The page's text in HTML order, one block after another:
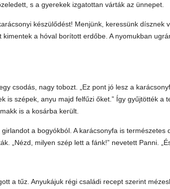
s a gyerekek izgatottan várták az ünnepet.
készülődést! Menjünk, keressünk dísznek
a hóval borított erdőbe. A nyomukban
csodás, nagy tobozt. „Ez pont jó lesz a
is szépek, anyu majd felfűzi őket.” Így gyűjtötték a
is a kosárba került.
a bogyókból. A karácsonyfa is természetes
„Nézd, milyen szép lett a fánk!” nevetett Panni.
a tűz. Anyukájuk régi családi recept szerint